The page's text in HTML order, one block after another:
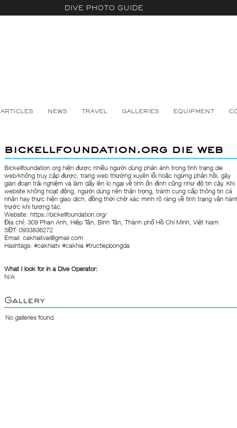
DIVE PHOTO GUIDE
ARTICLES NEWS TRAVEL GALLERIES EQUIPMENT
bickellfoundation.org die web
Bickellfoundation.org hiện được nhiều người dùng phản ánh trong tình trạng die
web/không truy cập được, trang web thường xuyên lỗi hoặc ngừng phản hồi, gây
gián đoạn trải nghiệm và làm dấy lên lo ngại về tính ổn định cũng như độ tin cậy. Khi
website không hoạt động, người dùng nên thận trọng, tránh cung cấp thông tin cá
nhân hay thực hiện giao dịch, đồng thời chờ xác minh rõ ràng về tình trạng vận
trước khi tương tác.
Website: https://bickellfoundation.org/
Địa chỉ: 309 Phan Anh, Hiệp Tân, Bình Tân, Thành phố Hồ Chí Minh, Việt Nam
SĐT: 0933836272
Email: cakhiatvai@gmail.com
Hashtags: #cakhiatv #cakhia #tructiepbongda
What I look for in a Dive Operator:
N/A
Gallery
No galleries found.